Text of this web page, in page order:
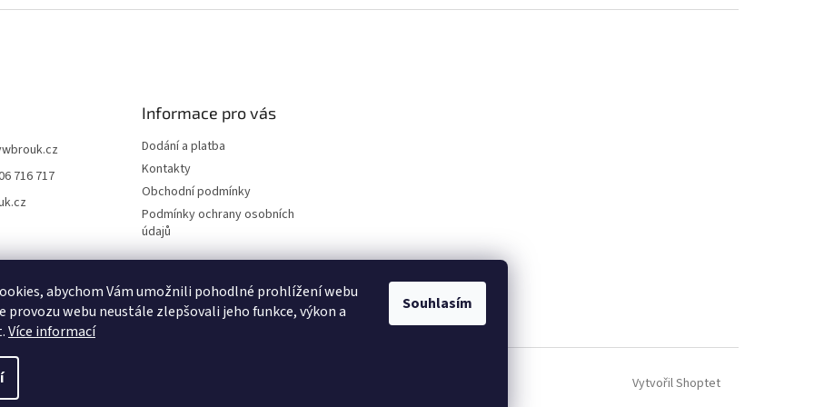
abychom Vám umožnili pohodlné prohlížení webu
provozu webu neustále zlepšovali jeho funkce, výkon a
Více informací
Souhlasím
716 717
Informace pro vás
Dodání a platba
Kontakty
Obchodní podmínky
Podmínky ochrany osobních
údajů
Vytvořil Shoptet